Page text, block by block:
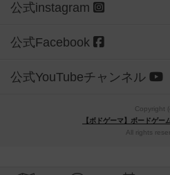
公式instagram
公式Facebook
公式YouTubeチャンネル
Copyright
【ボドゲーマ】ボードゲー
All rights